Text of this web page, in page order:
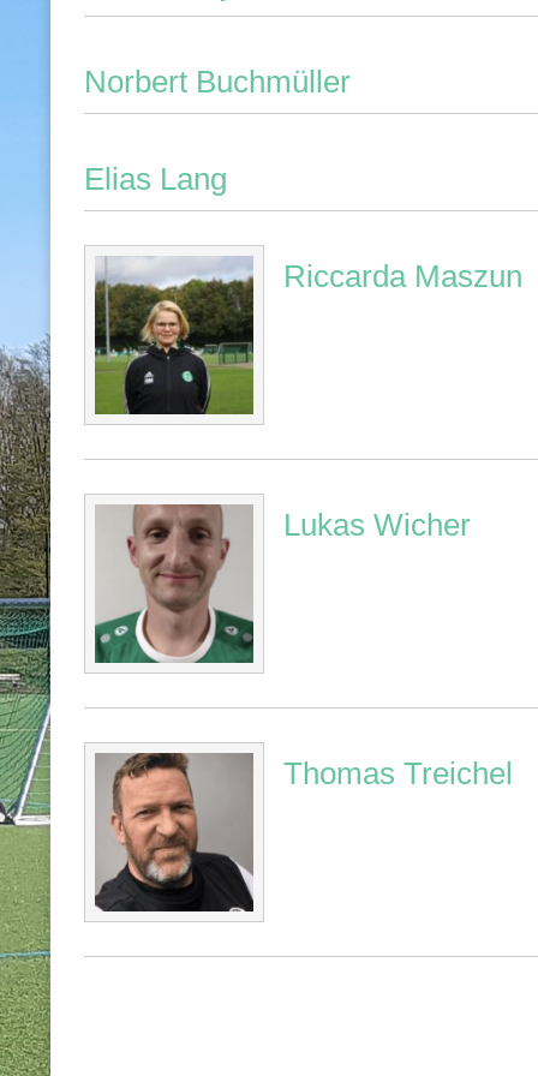
Norbert Buchmüller
Elias Lang
Riccarda Maszun
Lukas Wicher
Thomas Treichel